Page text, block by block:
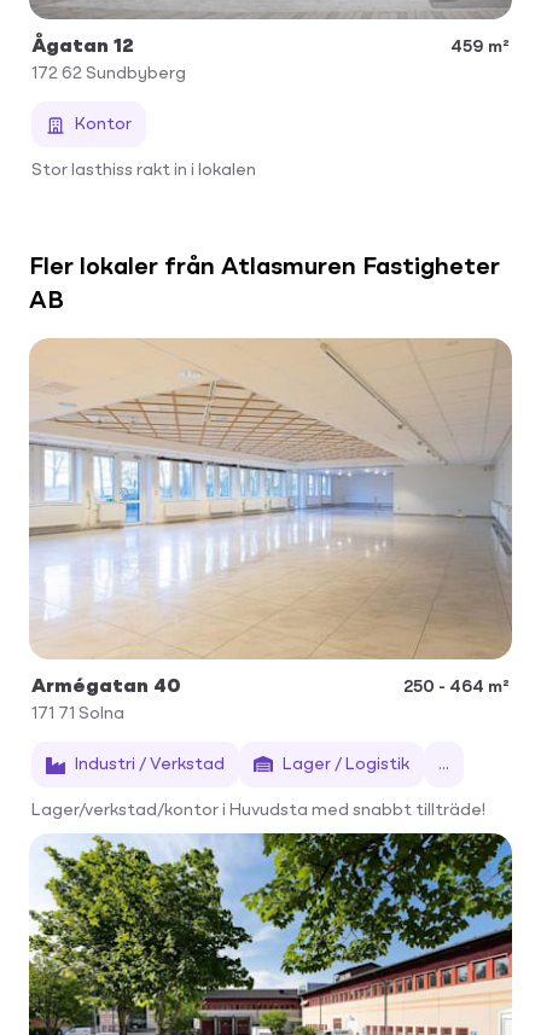
Ågatan 12
459 m²
172 62 Sundbyberg
Kontor
Stor lasthiss rakt in i lokalen
Fler lokaler från Atlasmuren Fastigheter
AB
Armégatan 40
250 - 464 m²
171 71 Solna
Industri / Verkstad Lager / Logistik ...
Lager/verkstad/kontor i Huvudsta med snabbt tillträde!